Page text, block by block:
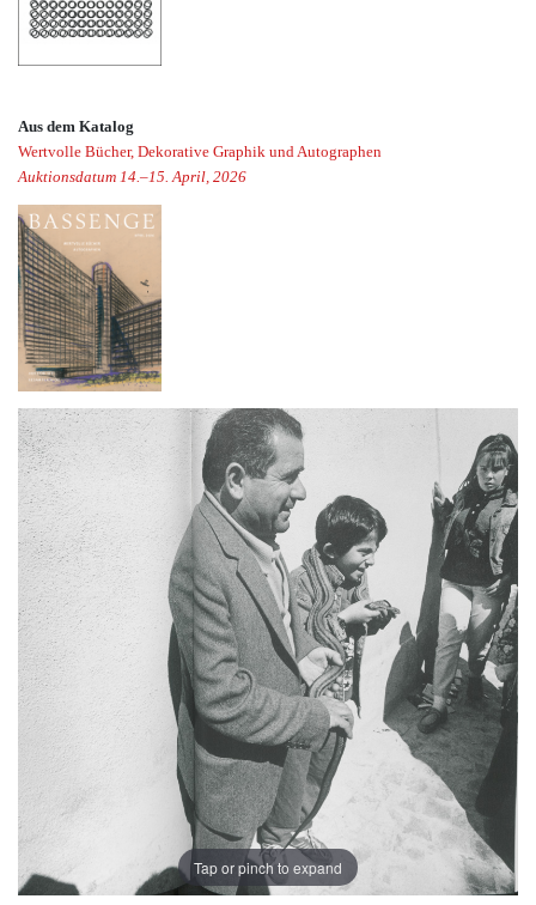
Aus dem Katalog
Wertvolle Bücher, Dekorative Graphik und Autographen
Auktionsdatum 14.–15. April, 2026
Tap or pinch to expand